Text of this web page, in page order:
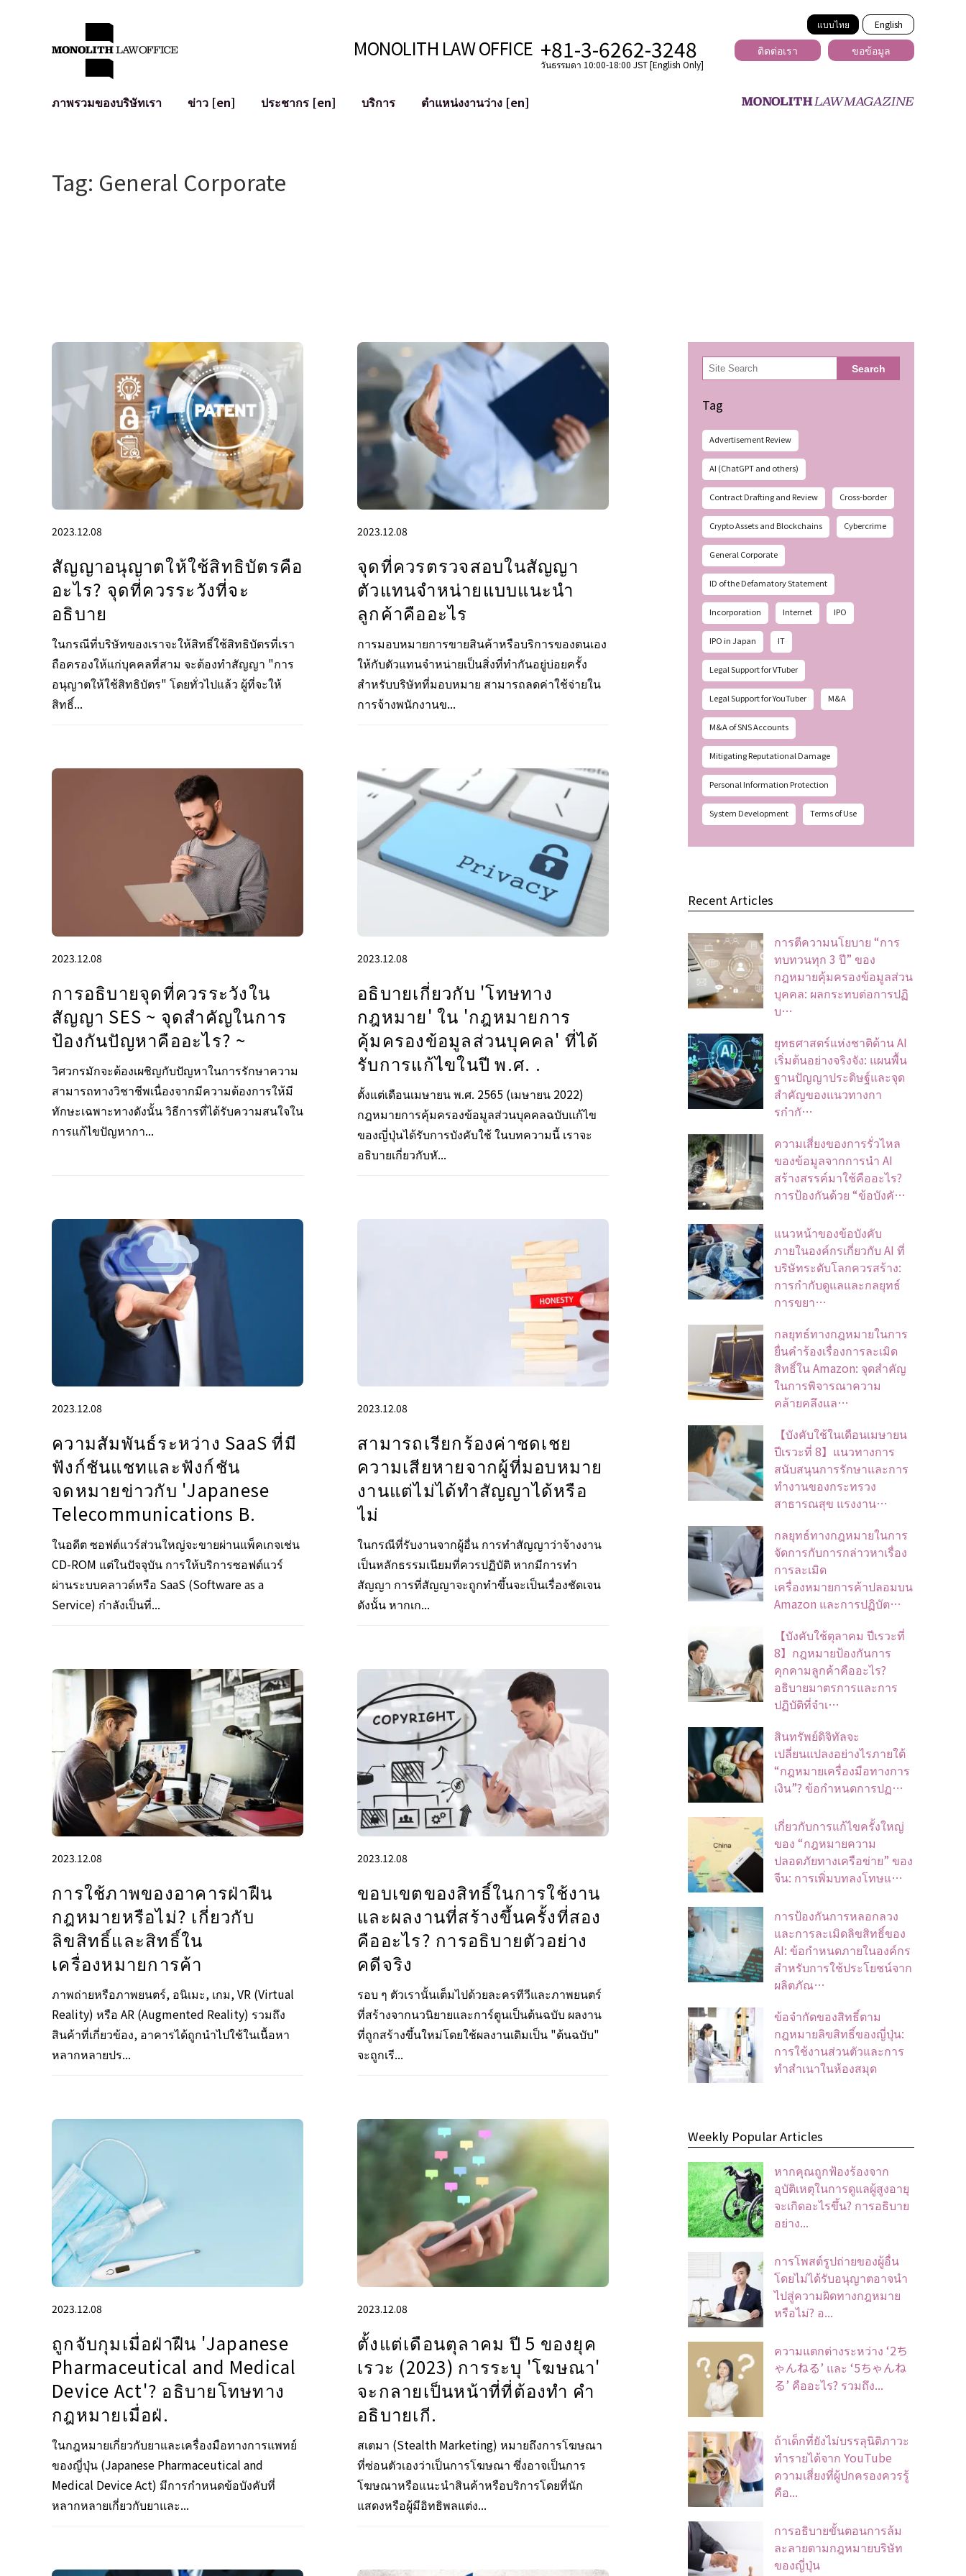
แบบไทย English
MONOLITH LAW OFFICE +81-3-6262-3248
วันธรรมดา 10:00-18:00 JST [English Only]
ติดต่อเรา ขอข้อมูล
ภาพรวมของบริษัทเรา
พันธมิตรระดับโลก [en]
การเข้าถึง
ข่าว [en] ประชากร [en]
บริการ
M&A
การเสนอขายหุ้น IPO ในญี่ปุ่น
เงื่อนไขการใช้งาน
สินทรัพย์คริปโตและบล็อกเชน
ตำแหน่งงานว่าง [en]
Tag: General Corporate
2023.12.08
สัญญาอนุญาตให้ใช้สิทธิบัตรคือ
อะไร? จุดที่ควรระวังที่จะ
อธิบาย
ในกรณีที่บริษัทของเราจะให้สิทธิ์ใช้สิทธิบัตรที่เรา
ถือครองให้แก่บุคคลที่สาม จะต้องทำสัญญา "การ
อนุญาตให้ใช้สิทธิบัตร" โดยทั่วไปแล้ว ผู้ที่จะให้
สิทธิ์...
2023.12.08
จุดที่ควรตรวจสอบในสัญญา
ตัวแทนจำหน่ายแบบแนะนำ
ลูกค้าคืออะไร
การมอบหมายการขายสินค้าหรือบริการของตนเอง
ให้กับตัวแทนจำหน่ายเป็นสิ่งที่ทำกันอยู่บ่อยครั้ง
สำหรับบริษัทที่มอบหมาย สามารถลดค่าใช้จ่ายใน
การจ้างพนักงานข...
2023.12.08
การอธิบายจุดที่ควรระวังใน
สัญญา SES ~ จุดสำคัญในการ
ป้องกันปัญหาคืออะไร? ~
วิศวกรมักจะต้องเผชิญกับปัญหาในการรักษาความ
สามารถทางวิชาชีพเนื่องจากมีความต้องการให้มี
ทักษะเฉพาะทางดังนั้น วิธีการที่ได้รับความสนใจใน
การแก้ไขปัญหากา...
2023.12.08
อธิบายเกี่ยวกับ 'โทษทาง
กฎหมาย' ใน 'กฎหมายการ
คุ้มครองข้อมูลส่วนบุคคล' ที่ได้
รับการแก้ไขในปี พ.ศ. .
ตั้งแต่เดือนเมษายน พ.ศ. 2565 (เมษายน 2022)
กฎหมายการคุ้มครองข้อมูลส่วนบุคคลฉบับแก้ไข
ของญี่ปุ่นได้รับการบังคับใช้ ในบทความนี้ เราจะ
อธิบายเกี่ยวกับหั...
2023.12.08
ความสัมพันธ์ระหว่าง SaaS ที่มี
ฟังก์ชันแชทและฟังก์ชัน
จดหมายข่าวกับ 'Japanese
Telecommunications B.
ในอดีต ซอฟต์แวร์ส่วนใหญ่จะขายผ่านแพ็คเกจเช่น
CD-ROM แต่ในปัจจุบัน การให้บริการซอฟต์แวร์
ผ่านระบบคลาวด์หรือ SaaS (Software as a
Service) กำลังเป็นที่...
2023.12.08
สามารถเรียกร้องค่าชดเชย
ความเสียหายจากผู้ที่มอบหมาย
งานแต่ไม่ได้ทำสัญญาได้หรือ
ไม่
ในกรณีที่รับงานจากผู้อื่น การทำสัญญาว่าจ้างงาน
เป็นหลักธรรมเนียมที่ควรปฏิบัติ หากมีการทำ
สัญญา การที่สัญญาจะถูกทำขึ้นจะเป็นเรื่องชัดเจน
ดังนั้น หากเก...
2023.12.08
การใช้ภาพของอาคารฝ่าฝืน
กฎหมายหรือไม่? เกี่ยวกับ
ลิขสิทธิ์และสิทธิ์ใน
เครื่องหมายการค้า
ภาพถ่ายหรือภาพยนตร์, อนิเมะ, เกม, VR (Virtual
Reality) หรือ AR (Augmented Reality) รวมถึง
สินค้าที่เกี่ยวข้อง, อาคารได้ถูกนำไปใช้ในเนื้อหา
หลากหลายปร...
2023.12.08
ขอบเขตของสิทธิ์ในการใช้งาน
และผลงานที่สร้างขึ้นครั้งที่สอง
คืออะไร? การอธิบายตัวอย่าง
คดีจริง
รอบ ๆ ตัวเรานั้นเต็มไปด้วยละครทีวีและภาพยนตร์
ที่สร้างจากนวนิยายและการ์ตูนเป็นต้นฉบับ ผลงาน
ที่ถูกสร้างขึ้นใหม่โดยใช้ผลงานเดิมเป็น "ต้นฉบับ"
จะถูกเรี...
2023.12.08
ถูกจับกุมเมื่อฝ่าฝืน 'Japanese
Pharmaceutical and Medical
Device Act'? อธิบายโทษทาง
กฎหมายเมื่อฝ่.
ในกฎหมายเกี่ยวกับยาและเครื่องมือทางการแพทย์
ของญี่ปุ่น (Japanese Pharmaceutical and
Medical Device Act) มีการกำหนดข้อบังคับที่
หลากหลายเกี่ยวกับยาและ...
2023.12.08
ตั้งแต่เดือนตุลาคม ปี 5 ของยุค
เรวะ (2023) การระบุ 'โฆษณา'
จะกลายเป็นหน้าที่ที่ต้องทำ คำ
อธิบายเกี.
สเตมา (Stealth Marketing) หมายถึงการโฆษณา
ที่ซ่อนตัวเองว่าเป็นการโฆษณา ซึ่งอาจเป็นการ
โฆษณาหรือแนะนำสินค้าหรือบริการโดยที่นัก
แสดงหรือผู้มีอิทธิพลแต่ง...
検
索 Search
Tag
Advertisement Review
AI (ChatGPT and others)
Contract Drafting and Review Cross-border
Crypto Assets and Blockchains Cybercrime
General Corporate
ID of the Defamatory Statement
Incorporation Internet IPO
IPO in Japan IT
Legal Support for VTuber
Legal Support for YouTuber M&A
M&A of SNS Accounts
Mitigating Reputational Damage
Personal Information Protection
System Development Terms of Use
Recent Articles
การตีความนโยบาย “การ
ทบทวนทุก 3 ปี” ของ
กฎหมายคุ้มครองข้อมูลส่วน
บุคคล: ผลกระทบต่อการปฏิ
บ…
ยุทธศาสตร์แห่งชาติด้าน AI
เริ่มต้นอย่างจริงจัง: แผนพื้น
ฐานปัญญาประดิษฐ์และจุด
สำคัญของแนวทางกา
รกำกั…
ความเสี่ยงของการรั่วไหล
ของข้อมูลจากการนำ AI
สร้างสรรค์มาใช้คืออะไร?
การป้องกันด้วย “ข้อบังคั…
แนวหน้าของข้อบังคับ
ภายในองค์กรเกี่ยวกับ AI ที่
บริษัทระดับโลกควรสร้าง:
การกำกับดูแลและกลยุทธ์
การขยา…
กลยุทธ์ทางกฎหมายในการ
ยื่นคำร้องเรื่องการละเมิด
สิทธิ์ใน Amazon: จุดสำคัญ
ในการพิจารณาความ
คล้ายคลึงแล…
【บังคับใช้ในเดือนเมษายน
ปีเรวะที่ 8】แนวทางการ
สนับสนุนการรักษาและการ
ทำงานของกระทรวง
สาธารณสุข แรงงาน…
กลยุทธ์ทางกฎหมายในการ
จัดการกับการกล่าวหาเรื่อง
การละเมิด
เครื่องหมายการค้าปลอมบน
Amazon และการปฏิบัต…
【บังคับใช้ตุลาคม ปีเรวะที่
8】กฎหมายป้องกันการ
คุกคามลูกค้าคืออะไร?
อธิบายมาตรการและการ
ปฏิบัติที่จำเ…
สินทรัพย์ดิจิทัลจะ
เปลี่ยนแปลงอย่างไรภายใต้
“กฎหมายเครื่องมือทางการ
เงิน”? ข้อกำหนดการปฏ…
เกี่ยวกับการแก้ไขครั้งใหญ่
ของ “กฎหมายความ
ปลอดภัยทางเครือข่าย” ของ
จีน: การเพิ่มบทลงโทษแ…
การป้องกันการหลอกลวง
และการละเมิดลิขสิทธิ์ของ
AI: ข้อกำหนดภายในองค์กร
สำหรับการใช้ประโยชน์จาก
ผลิตภัณ…
ข้อจํากัดของสิทธิ์ตาม
กฎหมายลิขสิทธิ์ของญี่ปุ่น:
การใช้งานส่วนตัวและการ
ทําสําเนาในห้องสมุด
Weekly Popular Articles
หากคุณถูกฟ้องร้องจาก
อุบัติเหตุในการดูแลผู้สูงอายุ
จะเกิดอะไรขึ้น? การอธิบาย
อย่าง...
การโพสต์รูปถ่ายของผู้อื่น
โดยไม่ได้รับอนุญาตอาจนํา
ไปสู่ความผิดทางกฎหมาย
หรือไม่? อ...
ความแตกต่างระหว่าง ‘2ち
ゃんねる’ และ ‘5ちゃんね
る’ คืออะไร? รวมถึง...
ถ้าเด็กที่ยังไม่บรรลุนิติภาวะ
ทำรายได้จาก YouTube
ความเสี่ยงที่ผู้ปกครองควรรู้
คือ...
การอธิบายขั้นตอนการล้ม
ละลายตามกฎหมายบริษัท
ของญี่ปุ่น